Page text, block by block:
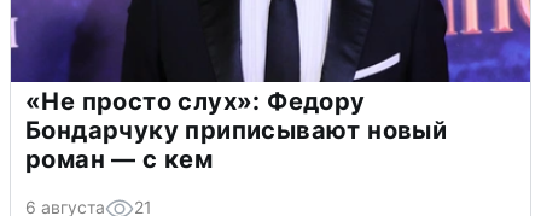
«Не просто слух»: Федору
Бондарчуку приписывают новый
роман — с кем
6 августа 21